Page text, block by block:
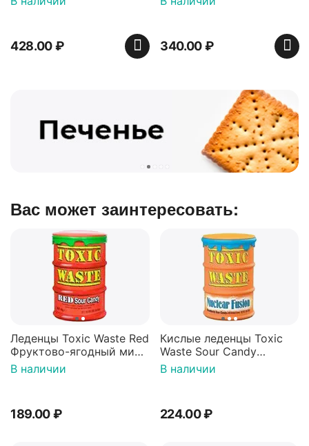
340.00
Вас может заинтересовать:
Леденцы Toxic Waste Red
Фруктово-ягодный микс
Красная банка 42 г,
Пакистан
В наличии
189.00₽
Кислые леденцы Toxic
Waste Sour Candy
Nuclear Fusion
оранжевая бочка 42 г,
В наличии
224.00₽